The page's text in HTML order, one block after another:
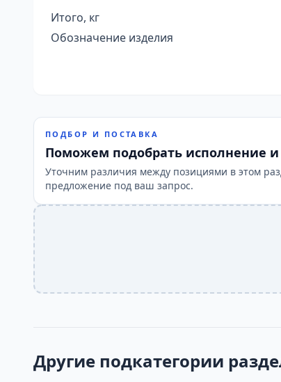
Итого, кг
Обозначение изделия
ПОДБОР И ПОСТАВКА
Поможем подобрать исполнение
Уточним различия между позициями в этом
предложение под ваш запрос.
Другие подкатегории